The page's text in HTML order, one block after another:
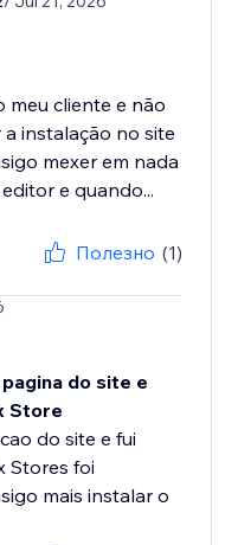
meu cliente e não
instalação no site
mexer em nada
e quando...
Полезно (1)
do site e
Store
do site e fui
Stores foi
mais instalar o